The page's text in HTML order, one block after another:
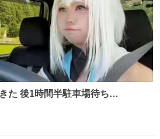
た 後1時間半駐車場待ち…